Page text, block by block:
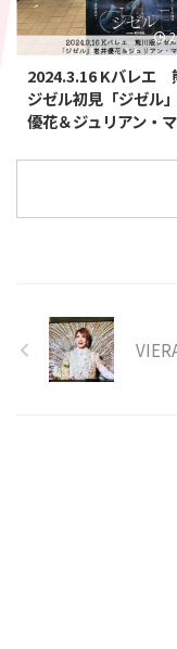
2024.3.16 Kバレエ
ジゼル初見「ジゼル
優花＆ジュリアン・